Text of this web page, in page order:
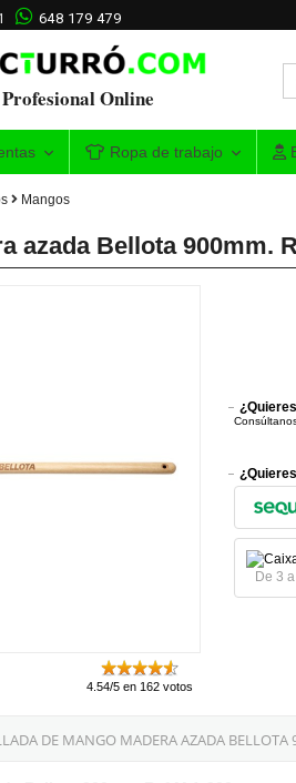
648 179 479
Online
Ropa de trabajo
Mangos
azada Bellota 900mm.
4.54/5 en 162 votos
De 3
DE MANGO MADERA AZADA